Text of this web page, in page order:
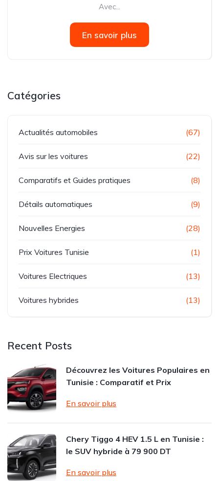
Avec...
En savoir plus
Catégories
Actualités automobiles (67)
Avis sur les voitures (22)
Comparatifs et Guides pratiques (8)
Détails automatiques (9)
Nouvelles Energies (28)
Prix Voitures Tunisie (1)
Voitures Electriques (13)
Voitures hybrides (13)
Recent Posts
Découvrez les Voitures Populaires en
Tunisie : Comparatif et Prix
En savoir plus
Chery Tiggo 4 HEV 1.5 L en Tunisie :
le SUV hybride à 79 900 DT
En savoir plus